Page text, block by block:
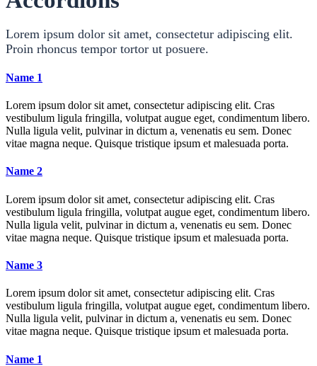
Lorem ipsum dolor sit amet, consectetur adipiscing elit.
Proin rhoncus tempor tortor ut posuere.
Name 1
Lorem ipsum dolor sit amet, consectetur adipiscing elit. Cras
vestibulum ligula fringilla, volutpat augue eget, condimentum libero.
Nulla ligula velit, pulvinar in dictum a, venenatis eu sem. Donec
vitae magna neque. Quisque tristique ipsum et malesuada porta.
Name 2
Lorem ipsum dolor sit amet, consectetur adipiscing elit. Cras
vestibulum ligula fringilla, volutpat augue eget, condimentum libero.
Nulla ligula velit, pulvinar in dictum a, venenatis eu sem. Donec
vitae magna neque. Quisque tristique ipsum et malesuada porta.
Name 3
Lorem ipsum dolor sit amet, consectetur adipiscing elit. Cras
vestibulum ligula fringilla, volutpat augue eget, condimentum libero.
Nulla ligula velit, pulvinar in dictum a, venenatis eu sem. Donec
vitae magna neque. Quisque tristique ipsum et malesuada porta.
Name 1